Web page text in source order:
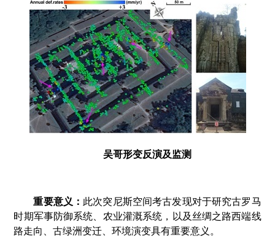
吴哥形变反演及监测
重要意义： 此次突尼斯空间考古发现对于研究古罗马
时期军事防御系统、农业灌溉系统，以及丝绸之路西端线
路走向、古绿洲变迁、环境演变具有重要意义。